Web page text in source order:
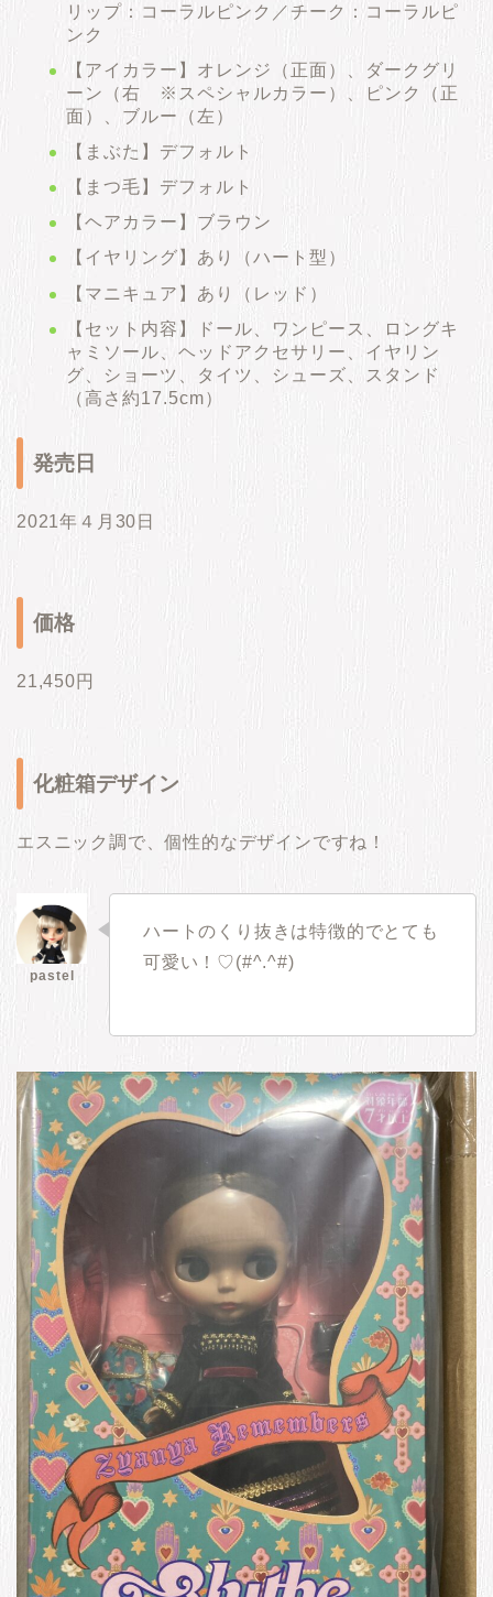
リップ：コーラルピンク／チーク：コーラルピ
ンク
【アイカラー】オレンジ（正面）、ダークグリ
ーン（右 ※スペシャルカラー）、ピンク（正
面）、ブルー（左）
【まぶた】デフォルト
【まつ毛】デフォルト
【ヘアカラー】ブラウン
【イヤリング】あり（ハート型）
【マニキュア】あり（レッド）
【セット内容】ドール、ワンピース、ロングキ
ャミソール、ヘッドアクセサリー、イヤリン
グ、ショーツ、タイツ、シューズ、スタンド
（高さ約17.5cm）
発売日
2021年４月30日
価格
21,450円
化粧箱デザイン
エスニック調で、個性的なデザインですね！
ハートのくり抜きは特徴的でとても
可愛い！♡(#^.^#)